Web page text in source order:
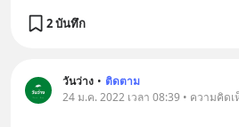
2 บันทึก
วันว่าง • ติดตาม
24 ม.ค. 2022 เวลา 08:39 • ความคิด